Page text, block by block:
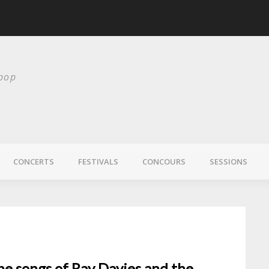
CONCERTS FESTIVALS CONCOURS SESSIONS